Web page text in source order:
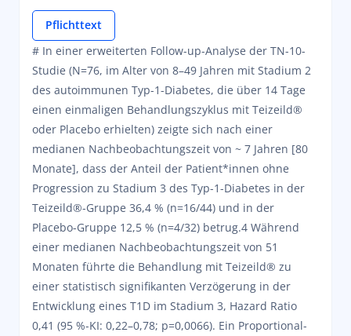
Pflichttext
# In einer erweiterten Follow-up-Analyse der TN-10-
Studie (N=76, im Alter von 8–49 Jahren mit Stadium 2
des autoimmunen Typ-1-Diabetes, die über 14 Tage
einen einmaligen Behandlungszyklus mit Teizeild®
oder Placebo erhielten) zeigte sich nach einer
medianen Nachbeobachtungszeit von ~ 7 Jahren [80
Monate], dass der Anteil der Patient*innen ohne
Progression zu Stadium 3 des Typ-1-Diabetes in der
Teizeild®-Gruppe 36,4 % (n=16/44) und in der
Placebo-Gruppe 12,5 % (n=4/32) betrug.4 Während
einer medianen Nachbeobachtungszeit von 51
Monaten führte die Behandlung mit Teizeild® zu
einer statistisch signifikanten Verzögerung in der
Entwicklung eines T1D im Stadium 3, Hazard Ratio
0,41 (95 %-KI: 0,22–0,78; p=0,0066). Ein Proportional-